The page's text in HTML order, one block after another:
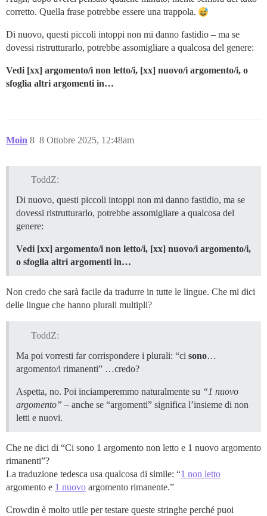
corretto. Quella frase potrebbe essere una trappola.
Di nuovo, questi piccoli intoppi non mi danno fastidio – ma se
dovessi ristrutturarlo, potrebbe assomigliare a qualcosa del genere:
Vedi [xx] argomento/i non letto/i, [xx] nuovo/i argomento/i, o
sfoglia altri argomenti in…
Moin 8 Ottobre 2025, 12:48am
8
ToddZ:
Di nuovo, questi piccoli intoppi non mi danno fastidio, ma se
dovessi ristrutturarlo, potrebbe assomigliare a qualcosa del
genere:
Vedi [xx] argomento/i non letto/i, [xx] nuovo/i argomento/i,
o sfoglia altri argomenti in…
Non credo che sarà facile da tradurre in tutte le lingue. Che mi dici
delle lingue che hanno plurali multipli?
ToddZ:
Ma poi vorresti far corrispondere i plurali: “ci sono…
argomento/i rimanenti” …credo?
Aspetta, no. Poi inciamperemmo naturalmente su “1 nuovo
argomento” – anche se “argomenti” significa l’insieme di non
letti e nuovi.
Che ne dici di “Ci sono 1 argomento non letto e 1 nuovo argomento
rimanenti”?
La traduzione tedesca usa qualcosa di simile: “1 non letto
argomento e 1 nuovo argomento rimanente.”
Crowdin è molto utile per testare queste stringhe perché puoi